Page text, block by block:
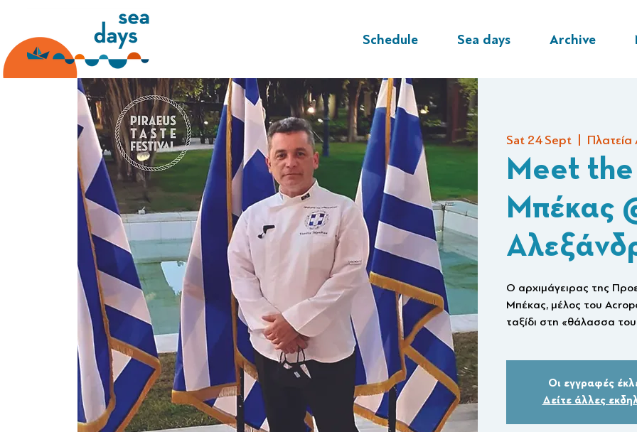
Schedule Sea days Archive
Sat 24 Sept
Meet the
Μπέκας
Ο αρχιμάγειρας της
Μπέκας, μέλος του
ταξίδι στη «θάλασσα
Οι εγγραφές
Δείτε άλλες